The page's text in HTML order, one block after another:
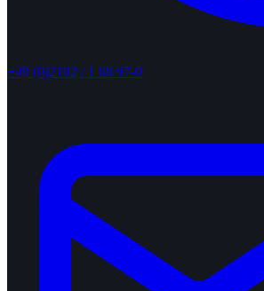
+49 (0)2102 / 1 68 97-0